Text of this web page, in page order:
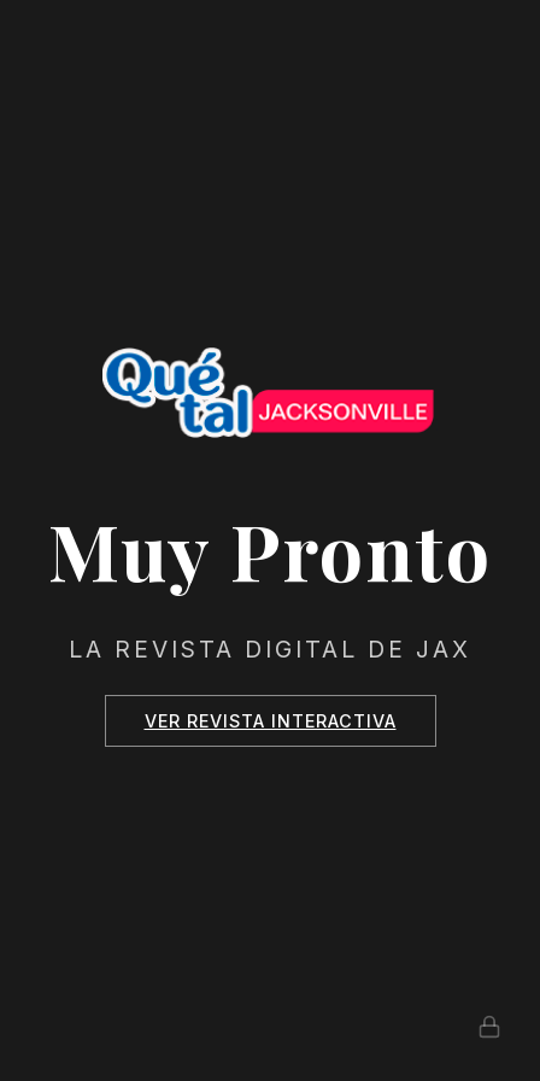
Muy Pronto
LA REVISTA DIGITAL DE JAX
VER REVISTA INTERACTIVA